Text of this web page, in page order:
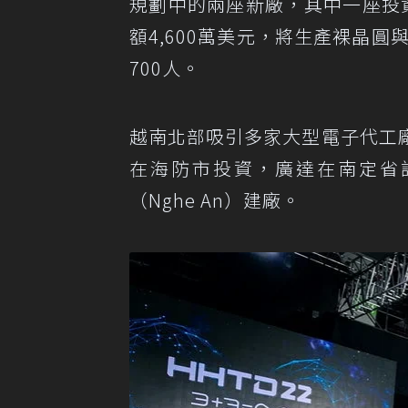
額4,600萬美元，將生產裸晶圓
700人。
越南北部吸引多家大型電子代
在海防市投資，廣達在南定
（Nghe An）建廠。